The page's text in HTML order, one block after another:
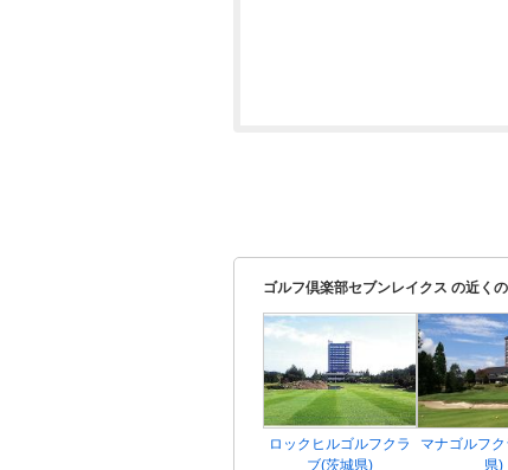
ゴルフ倶楽部セブンレイクス の近く
ロックヒルゴルフクラ
ブ(茨城県)
マナゴルフ
県)